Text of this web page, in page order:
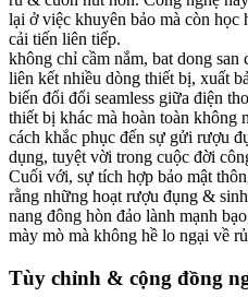
lại ở việc khuyên bảo mà còn học
cải tiến liên tiếp.
không chỉ cầm nắm, bat dong san
liên kết nhiều dòng thiết bị, xuất
biến đổi đổi seamless giữa điện
thiết bị khác mà hoàn toàn không
cách khắc phục đến sự gửi rượu
dụng, tuyệt vời trong cuộc đời
Cuối với, sự tích hợp bảo mật
rằng những hoạt rượu đụng &
nang đông hòn đảo lành mạnh
mày mò mà không hề lo ngại về
Tùy chỉnh & cộng đồng